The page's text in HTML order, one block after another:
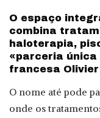
O espaço
combina
haloterapia,
«parceria única
francesa
O nome até pode
onde os